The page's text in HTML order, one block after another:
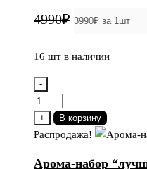
составляла
3990₽.
4990₽
16 шт в наличии
-
Количество
товара
Арома-
+ В корзину
Распродажа!
Арома-набор